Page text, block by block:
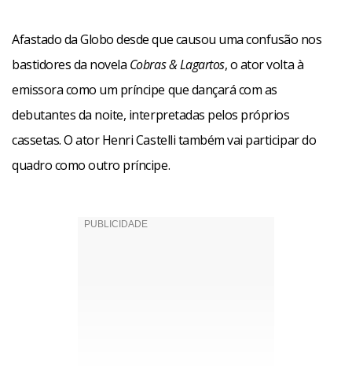
Afastado da Globo desde que causou uma confusão nos
bastidores da novela Cobras & Lagartos, o ator volta à
emissora como um príncipe que dançará com as
debutantes da noite, interpretadas pelos próprios
cassetas. O ator Henri Castelli também vai participar do
quadro como outro príncipe.